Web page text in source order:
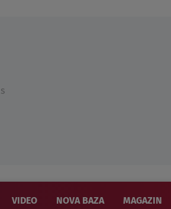
VIDEO NOVA BAZA MAGAZIN